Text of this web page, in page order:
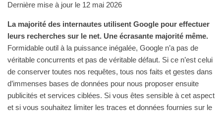
Dernière mise à jour le 12 mai 2026
La majorité des internautes utilisent Google pour effectuer
leurs recherches sur le net. Une écrasante majorité même.
Formidable outil à la puissance inégalée, Google n’a pas de
véritable concurrents et pas de véritable défaut. Si ce n’est celui
de conserver toutes nos requêtes, tous nos faits et gestes dans
d’immenses bases de données pour nous proposer ensuite
publicités et services ciblées. Si vous êtes sensible à cet aspect
et si vous souhaitez limiter les traces et données fournies sur le